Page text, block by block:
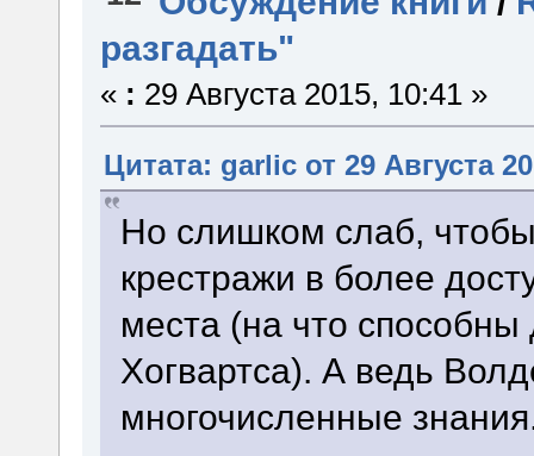
разгадать"
« : 29 Августа 2015, 10:41 »
Цитата: garlic от 29 Августа
Но слишком слаб,
крестражи в более
места (на что способны
Хогвартса). А ведь
многочисленные